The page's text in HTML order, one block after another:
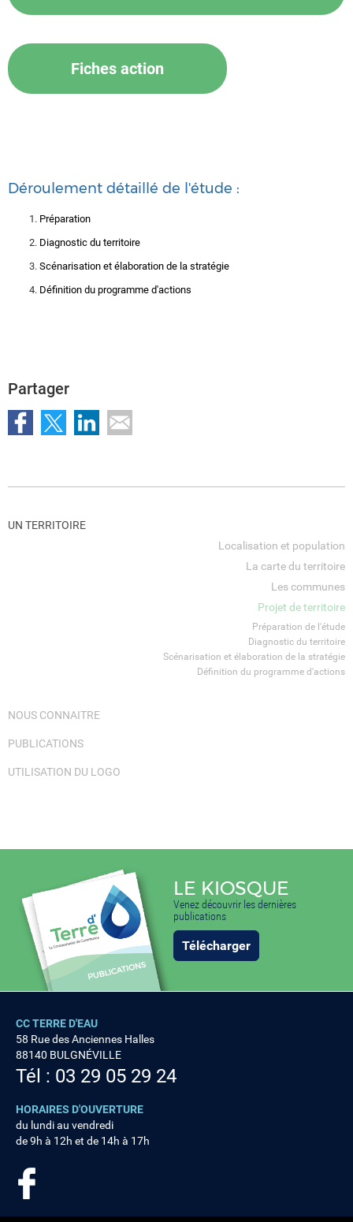
Fiches action
Déroulement détaillé de l'étude :
Préparation
Diagnostic du territoire
Scénarisation et élaboration de la stratégie
Définition du programme d'actions
Partager
UN TERRITOIRE
Localisation et population
La carte du territoire
Les communes
Projet de territoire
Préparation de l'étude
Diagnostic du territoire
Scénarisation et élaboration de la stratégie
Définition du programme d'actions
NOUS CONNAITRE
PUBLICATIONS
UTILISATION DU LOGO
LE KIOSQUE
Venez découvrir les dernières
publications
Télécharger
CC TERRE D'EAU
58 Rue des Anciennes Halles
88140 BULGNÉVILLE
Tél : 03 29 05 29 24
HORAIRES D'OUVERTURE
du lundi au vendredi
de 9h à 12h et de 14h à 17h